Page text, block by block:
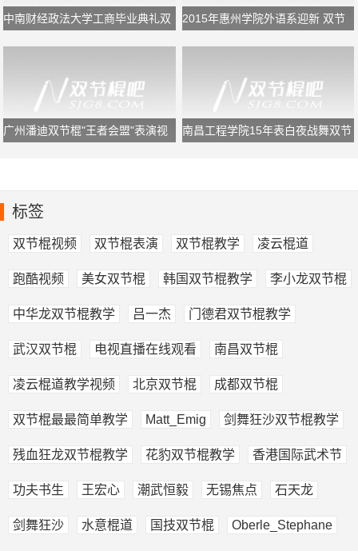
中南财经政法大学工商毕业典礼双
2015年惠州学院外语系迎新 双节
广州潘迪双节棍"王者会盟"表演视
南昌工程学院15年表白夜战舞双节
标签
双节棍视频 双节棍表演 双节棍教学 凌云棍道
跑酷视频 美女双节棍 韩国双节棍教学 李小龙双节棍
中华龙双节棍教学 吕一杰 门德君双节棍教学
武汉双节棍 电视直播在线观看 南昌双节棍
凌云棍道教学视频 北京双节棍 成都双节棍
双节棍最最简单教学 Matt_Emig 剑舞狂沙双节棍教学
残血狂龙双节棍教学 花豹双节棍教学 香港国际武术节
功夫书生 王宏心 潮武恒毅 无锡焦点 石天龙
剑舞狂沙 水意棍道 国技双节棍 Oberle_Stephane